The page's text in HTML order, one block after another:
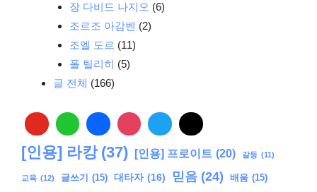
장 다비드 나지오 (6)
조르조 아감벤 (2)
조엘 도르 (11)
폴 틸리히 (5)
글 전체 (166)
[인용] 라캉 (37) [인용] 프로이트 (20) 갈등 (11)
교육 (12) 글쓰기 (15) 대타자 (16) 믿음 (24) 배움 (15)